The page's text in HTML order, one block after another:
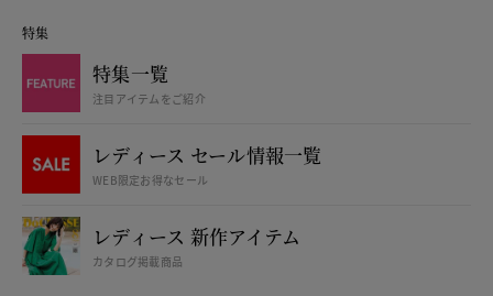
特集
特集一覧
注目アイテムをご紹介
レディース セール情報一覧
WEB限定お得なセール
レディース 新作アイテム
カタログ掲載商品